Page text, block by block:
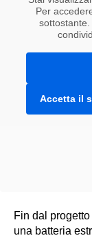
Per
Accetta il
Fin dal
una batteria